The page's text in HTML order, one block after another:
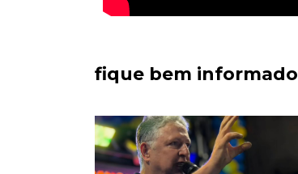
fique bem informado